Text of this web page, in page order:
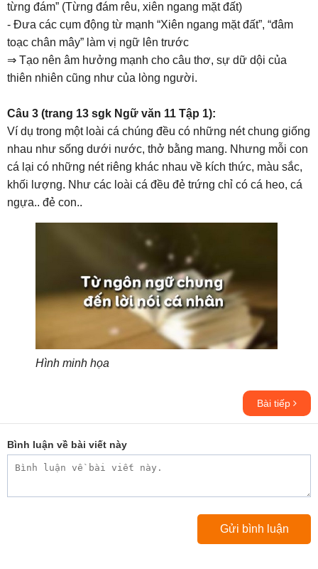
từng đám” (Từng đám rêu, xiên ngang mặt đất)
- Đưa các cụm động từ mạnh “Xiên ngang mặt đất”, “đâm
toạc chân mây” làm vị ngữ lên trước
⇒ Tạo nên âm hưởng mạnh cho câu thơ, sự dữ dội của
thiên nhiên cũng như của lòng người.
Câu 3 (trang 13 sgk Ngữ văn 11 Tập 1):
Ví dụ trong một loài cá chúng đều có những nét chung giống
nhau như sống dưới nước, thở bằng mang. Nhưng mỗi con
cá lại có những nét riêng khác nhau về kích thức, màu sắc,
khối lượng. Như các loài cá đều đẻ trứng chỉ có cá heo, cá
ngựa.. đẻ con..
Hình minh họa
Bài tiếp
Bình luận về bài viết này